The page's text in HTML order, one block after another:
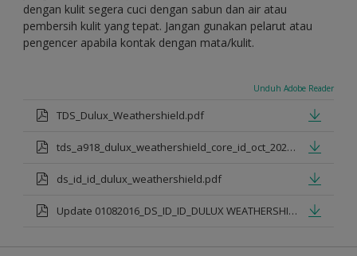
dengan kulit segera cuci dengan sabun dan air atau
pembersih kulit yang tepat. Jangan gunakan pelarut atau
pengencer apabila kontak dengan mata/kulit.
Unduh Adobe Reader
TDS_Dulux_Weathershield.pdf
tds_a918_dulux_weathershield_core_id_oct_2021.pdf
ds_id_id_dulux_weathershield.pdf
Update 01082016_DS_ID_ID_DULUX WEATHERSHIELD PRO PREMIUM EXTERIOR_mod.pdf